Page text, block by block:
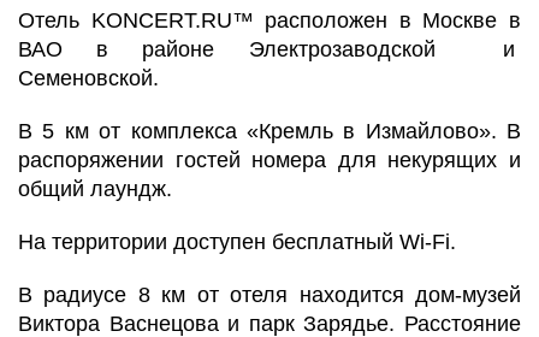
Отель KONCERT.RU™ расположен в Москве в
ВАО в районе Электрозаводской и
Семеновской.
В 5 км от комплекса «Кремль в Измайлово». В
распоряжении гостей номера для некурящих и
общий лаундж.
На территории доступен бесплатный Wi-Fi.
В радиусе 8 км от отеля находится дом-музей
Виктора Васнецова и парк Зарядье. Расстояние